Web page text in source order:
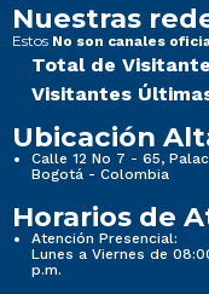
Nuestras
Estos No son canales
Total de
Visitantes
Ubicación
Calle 12 No 7 - 65,
Bogotá - Colombia
Horarios de
Atención Presencial:
Lunes a Viernes de
p.m.